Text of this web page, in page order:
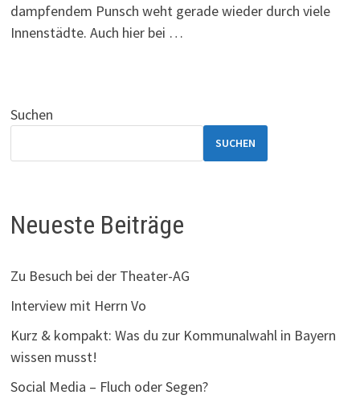
dampfendem Punsch weht gerade wieder durch viele
Innenstädte. Auch hier bei …
Suchen
SUCHEN
Neueste Beiträge
Zu Besuch bei der Theater-AG
Interview mit Herrn Vo
Kurz & kompakt: Was du zur Kommunalwahl in Bayern
wissen musst!
Social Media – Fluch oder Segen?